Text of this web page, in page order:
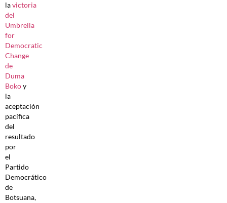
lavictoria
del
Umbrella
for
Democratic
Change
de
Duma
Bokoy
la
aceptación
pacífica
del
resultado
por
el
Partido
Democrático
de
Botsuana,